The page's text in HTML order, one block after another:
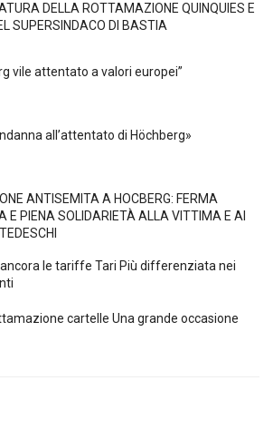
DELLA ROTTAMAZIONE QUINQUIES E
SUPERSINDACO DI BASTIA
vile attentato a valori europei”
all’attentato di Höchberg»
ANTISEMITA A HÖCBERG: FERMA
E PIENA SOLIDARIETÀ ALLA VITTIMA E AI
le tariffe Tari Più differenziata nei
cartelle Una grande occasione